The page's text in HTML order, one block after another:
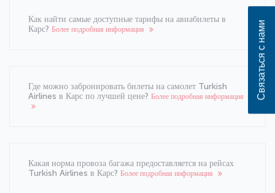
Как найти самые доступные тарифы на авиабилеты в
Карс? Более подробная информация
Где можно забронировать билеты на самолет Turkish
Airlines в Карс по лучшей цене? Более подробная информация
Какая норма провоза багажа предоставляется на рейсах
Turkish Airlines в Карс? Более подробная информация
Связаться с нами